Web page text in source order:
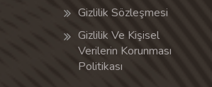
Gizlilik Sözleşmesi
Gizlilik Ve Kişisel
Verilerin Korunması
Politikası